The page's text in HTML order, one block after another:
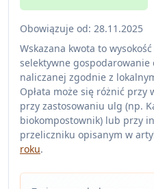
Obowiązuje od: 28.11.2025
Wskazana kwota to
selektywne
naliczanej zgodnie z
Opłata może się różnić przy
przy zastosowaniu ulg (np.
biokompostownik) lub przy
przeliczniku opisanym w
roku.